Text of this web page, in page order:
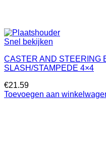
Snel bekijken
CASTER AND STEERING
SLASH/STAMPEDE 4×4
€21.59
Toevoegen aan